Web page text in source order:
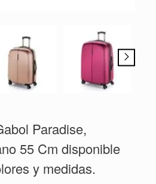
Paradise,
55 Cm disponible
y medidas.